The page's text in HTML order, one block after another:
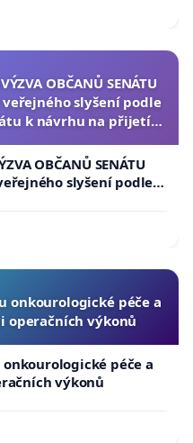
OBČANŮ SENÁTU
veřejného slyšení podle
k návrhu na přijetí
OBČANŮ SENÁTU
slyšení podle §
návrhu na přijetí
onkourologické péče a
operačních výkonů
onkourologické péče a
výkonů